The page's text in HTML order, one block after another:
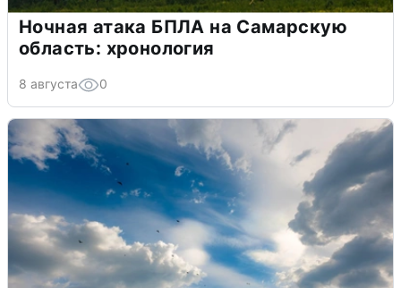
Ночная атака БПЛА на Самарскую
область: хронология
8 августа 0